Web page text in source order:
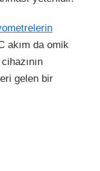
akım da omik
gelen bir